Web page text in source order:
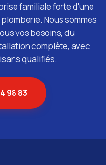
familiale forte d'une
Nous sommes
vos besoins, du
complète, avec
qualifiés.
98 83